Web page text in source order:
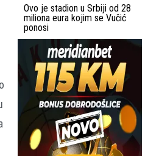
Ovo je stadion u Srbiji od 28
miliona eura kojim se Vučić
ponosi